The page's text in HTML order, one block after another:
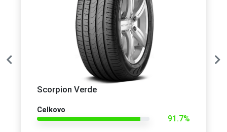
Scorpion Verde
Celkovo
91.7%